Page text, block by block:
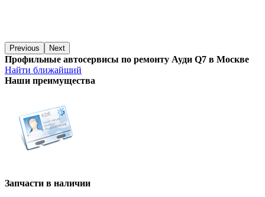
Previous Next
Профильные автосервисы по ремонту Ауди Q7 в Москве
Найти ближайший
Наши преимущества
Запчасти в наличии